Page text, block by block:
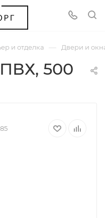
и отделка — Двери и
500